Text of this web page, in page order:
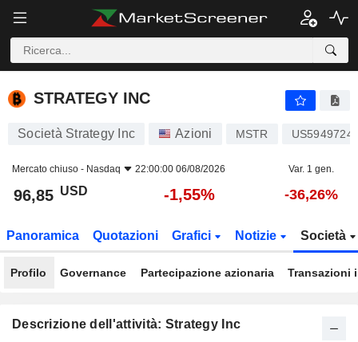
STRATEGY INC
STRATEGY INC
Società Strategy Inc Azioni MSTR
Mercato chiuso - Nasdaq 22:00:00 06/08/2026 Var. 1 gen.
96,85 USD -1,55% -36,26%
Panoramica Quotazioni Grafici Notizie Società
Profilo Governance Partecipazione azionaria Transazioni
Descrizione dell'attività: Strategy Inc